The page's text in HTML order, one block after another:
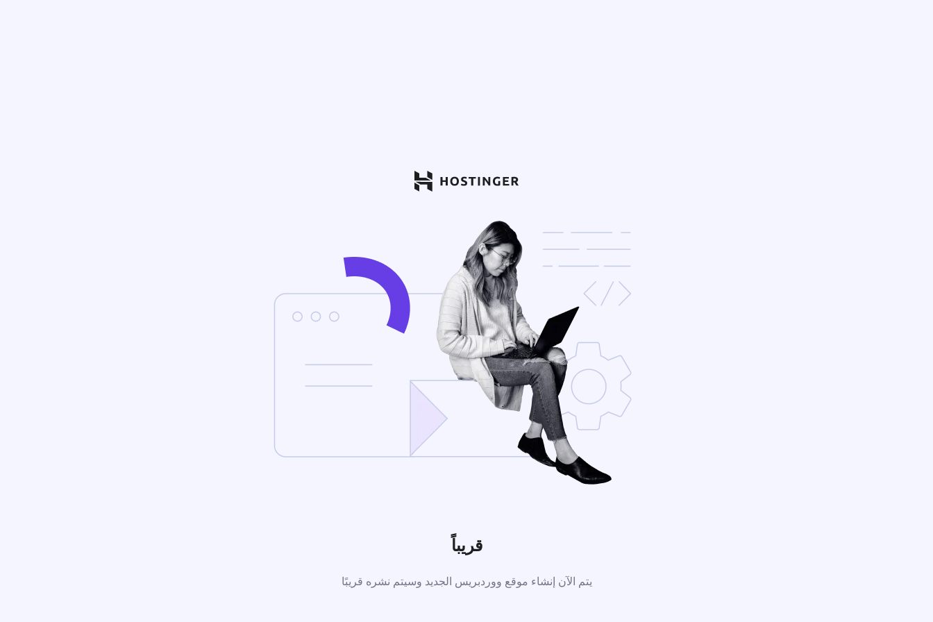
قريباً
يتم الآن إنشاء موقع ووردبريس الجديد وسيتم نشره قريبًا